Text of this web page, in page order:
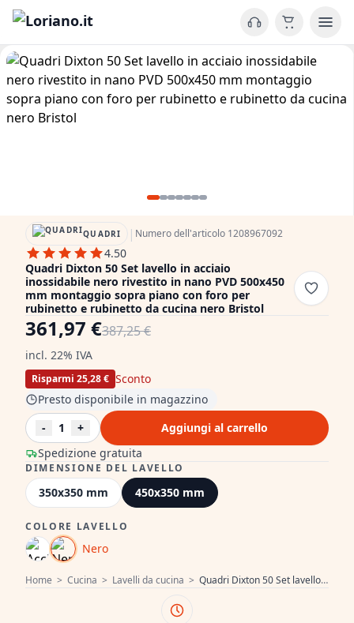
Home > Cucina > Lavelli da cucina > Quadri Dixton 50 Set lavello in acciaio inossidabile nero rivestito in nano PVD 500x450 mm montaggio sopra piano con foro per rubinetto e rubinetto da cucina nero Bristol
QUADRI | Numero dell'articolo 1208967092
4.50
Quadri Dixton 50 Set lavello in acciaio
inossidabile nero rivestito in nano PVD 500x450
mm montaggio sopra piano con foro per
rubinetto e rubinetto da cucina nero Bristol
361,97 €387,25 €
incl. 22% IVA
Risparmi 25,28 € Sconto
Spedizione gratuita
Presto disponibile in magazzino
-
1 + Aggiungi al carrello
DIMENSIONE DEL LAVELLO
350x350 mm 450x350 mm
COLORE LAVELLO
Nero